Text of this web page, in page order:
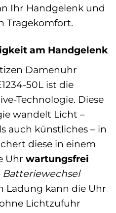
Ihr Handgelenk und
Tragekomfort.
am Handgelenk
Damenuhr
50L ist die
Technologie. Diese
wandelt Licht –
auch künstliches – in
diese in einem
Uhr wartungsfrei
Batteriewechsel
Ladung kann die Uhr
Lichtzufuhr